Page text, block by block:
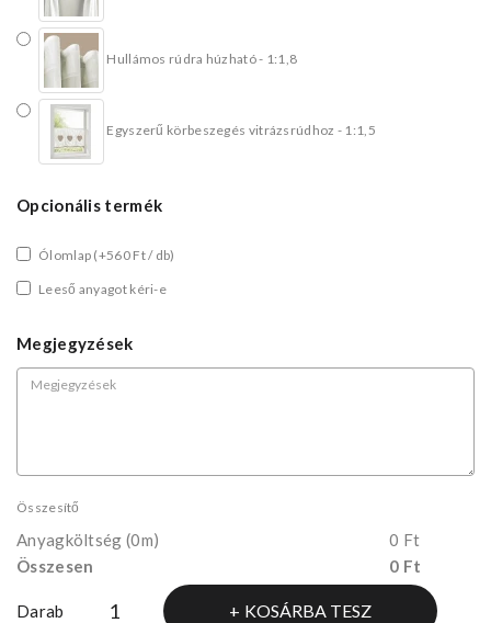
Hullámos rúdra húzható - 1:1,8
Egyszerű körbeszegés vitrázsrúdhoz - 1:1,5
Opcionális termék
Ólomlap (+560 Ft / db)
Leeső anyagot kéri-e
Megjegyzések
Összesítő
Anyagköltség (0m)
0 Ft
Összesen
0 Ft
Darab KOSÁRBA TESZ